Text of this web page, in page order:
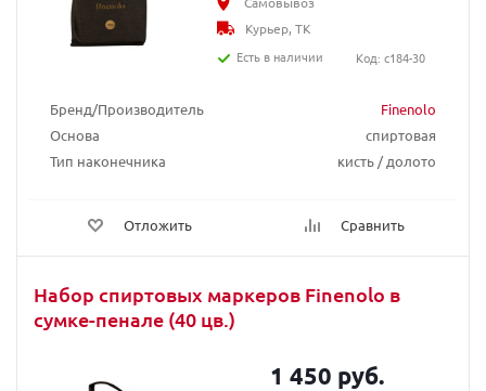
Бренд/Производитель
Finenolo
Основа
спиртовая
Тип наконечника
кисть / долото
Отложить Сравнить
Курьер, ТК
Есть в наличии
Код: c184-30
Набор спиртовых маркеров Finenolo в
сумке-пенале (40 цв.)
1 450 руб.